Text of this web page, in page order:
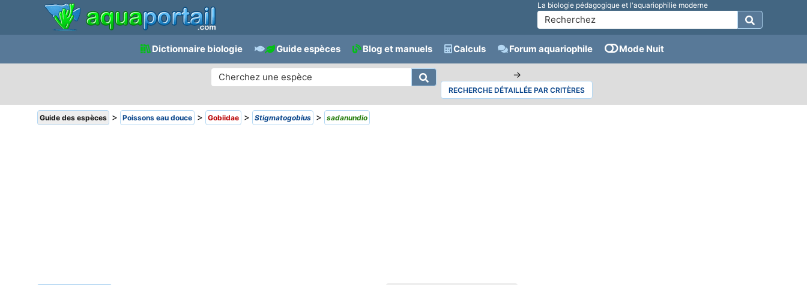
La biologie pédagogique et l'aquariophilie moderne
Dictionnaire biologie Guide espèces Blog et manuels Calculs Forum aquariophile Mode Nuit
→
RECHERCHE DÉTAILLÉE PAR CRITÈRES
Guide des espèces > Poissons eau douce > Gobiidae > Stigmatogobius > sadanundio